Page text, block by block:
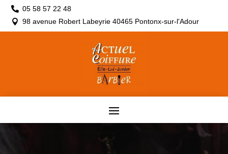
 05 58 57 22 48
 98 avenue Robert Labeyrie 40465 Pontonx-sur-l'Adour